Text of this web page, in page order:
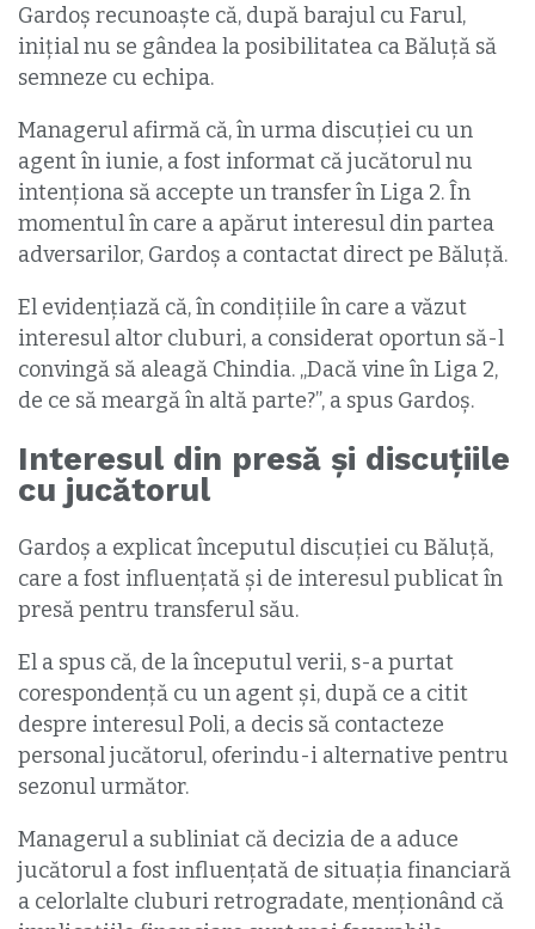
Gardoș recunoaște că, după barajul cu Farul,
inițial nu se gândea la posibilitatea ca Băluță să
semneze cu echipa.
Managerul afirmă că, în urma discuției cu un
agent în iunie, a fost informat că jucătorul nu
intenționa să accepte un transfer în Liga 2. În
momentul în care a apărut interesul din partea
adversarilor, Gardoș a contactat direct pe Băluță.
El evidențiază că, în condițiile în care a văzut
interesul altor cluburi, a considerat oportun să-l
convingă să aleagă Chindia. „Dacă vine în Liga 2,
de ce să meargă în altă parte?”, a spus Gardoș.
Interesul din presă și discuțiile
cu jucătorul
Gardoș a explicat începutul discuției cu Băluță,
care a fost influențată și de interesul publicat în
presă pentru transferul său.
El a spus că, de la începutul verii, s-a purtat
corespondență cu un agent și, după ce a citit
despre interesul Poli, a decis să contacteze
personal jucătorul, oferindu-i alternative pentru
sezonul următor.
Managerul a subliniat că decizia de a aduce
jucătorul a fost influențată de situația financiară
a celorlalte cluburi retrogradate, menționând că